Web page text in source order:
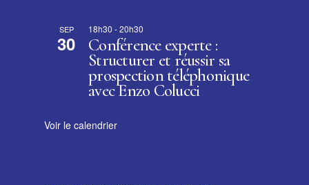
SEP
30
18h30 -20h30
Conférence experte :
Structurer et réussir sa
prospection téléphonique
avec Enzo Colucci
Voir le calendrier